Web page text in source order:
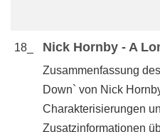
18_ Nick Hornby - A
Zusammenfassung
Down` von Nick
Charakterisierungen
Zusatzinformationen